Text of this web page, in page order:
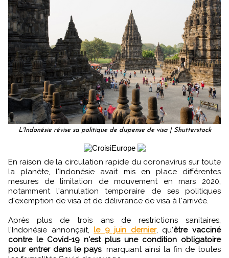
L'Indonésie révise sa politique de dispense de visa | Shutterstock
En raison de la circulation rapide du coronavirus sur toute
la planète, l'Indonésie avait mis en place différentes
mesures de limitation de mouvement en mars 2020,
notamment l'annulation temporaire de ses politiques
d'exemption de visa et de délivrance de visa à l'arrivée.
Après plus de trois ans de restrictions sanitaires,
l'Indonésie annonçait,le 9 juin dernier, qu'être vacciné
contre le Covid-19 n'est plus une condition obligatoire
pour entrer dans le pays, marquant ainsi la fin de toutes